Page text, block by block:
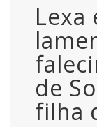
Lexa
de
filha